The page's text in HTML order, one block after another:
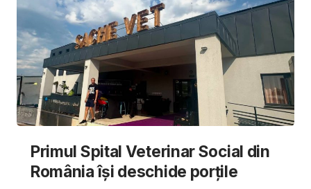
Primul Spital Veterinar Social din
România își deschide porțile